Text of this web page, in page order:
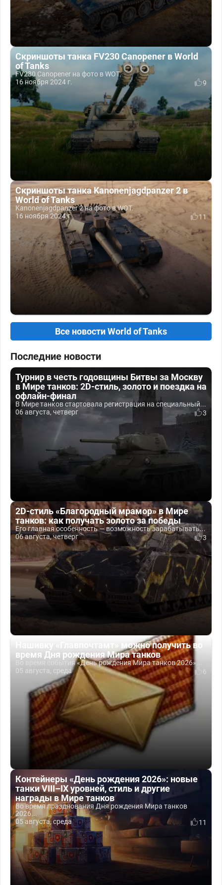
Скриншоты танка FV230 Canopener в World
of Tanks
FV230 Canopener на фото в WOT.
16 ноября 2024 г.
9
Скриншоты танка Kanonenjagdpanzer 2 в
World of Tanks
Kanonenjagdpanzer 2 на фото в WOT.
16 ноября 2024 г.
11
Все новости World of Tanks
Последние новости
Турнир в честь годовщины Битвы за Москву
в Мире танков: 2D-стиль, золото и поездка на
офлайн-финал
В Мире танков стартовала регистрация на специальный...
06 августа, четверг
3
2D-стиль «Благородный мрамор» в Мире
танков: как получать золото за победы
Его главная особенность — возможность зарабатывать...
06 августа, четверг
3
Нашивку «Главпочтамт» можно получить во
время Дня рождения Мира танков
Во время события «День рождения Мира танков 2026»...
05 августа, среда
6
Контейнеры «День рождения 2026»: новые
танки VIII–IX уровней, стиль и другие
награды в Мире танков
Во время празднования Дня рождения Мира танков
2026...
05 августа, среда
11